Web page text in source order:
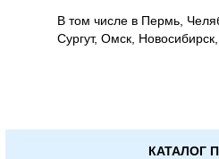
В том числе в Пермь,
Сургут, Омск,
КАТАЛОГ